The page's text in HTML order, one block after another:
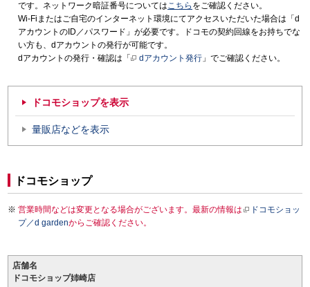
です。ネットワーク暗証番号についてはこちら をご確認ください。
Wi-Fiまたはご自宅のインターネット環境にてアクセスいただいた場合は「d
アカウントのID／パスワード」が必要です。ドコモの契約回線をお持ちでな
い方も、dアカウントの発行が可能です。
dアカウントの発行・確認は「
dアカウント発行 」でご確認ください。
ドコモショップを表示
量販店などを表示
ドコモショップ
営業時間などは変更となる場合がございます。最新の情報は
ドコモショッ
プ／d gardenからご確認ください。
店舗名
ドコモショップ姉崎店